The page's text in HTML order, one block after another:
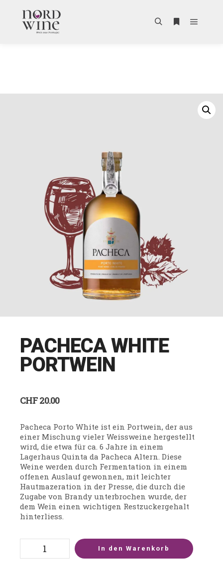
PACHECA WHITE
PORTWEIN
CHF20.00
Pacheca Porto White ist ein Portwein, der aus
einer Mischung vieler Weissweine hergestellt
wird, die etwa für ca. 6 Jahre in einem
Lagerhaus Quinta da Pacheca Altern. Diese
Weine werden durch Fermentation in einem
offenen Auslauf gewonnen, mit leichter
Hautmazeration in der Presse, die durch die
Zugabe von Brandy unterbrochen wurde, der
dem Wein einen wichtigen Restzuckergehalt
hinterliess.
In den Warenkorb